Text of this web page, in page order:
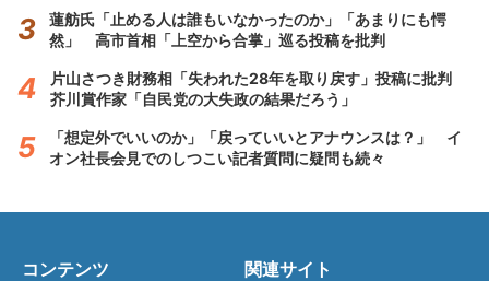
蓮舫氏「止める人は誰もいなかったのか」「あまりにも愕
然」 高市首相「上空から合掌」巡る投稿を批判
片山さつき財務相「失われた28年を取り戻す」投稿に批判
芥川賞作家「自民党の大失政の結果だろう」
「想定外でいいのか」「戻っていいとアナウンスは？」 イ
オン社長会見でのしつこい記者質問に疑問も続々
コンテンツ 関連サイト